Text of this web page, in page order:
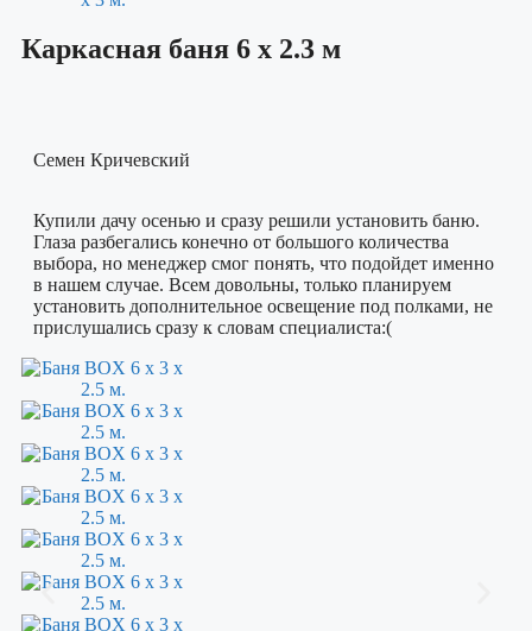
Каркасная баня 6 х 2.3 м
Семен Кричевский
Купили дачу осенью и сразу решили установить баню.
Глаза разбегались конечно от большого количества
выбора, но менеджер смог понять, что подойдет именно
в нашем случае. Всем довольны, только планируем
установить дополнительное освещение под полками, не
прислушались сразу к словам специалиста:(